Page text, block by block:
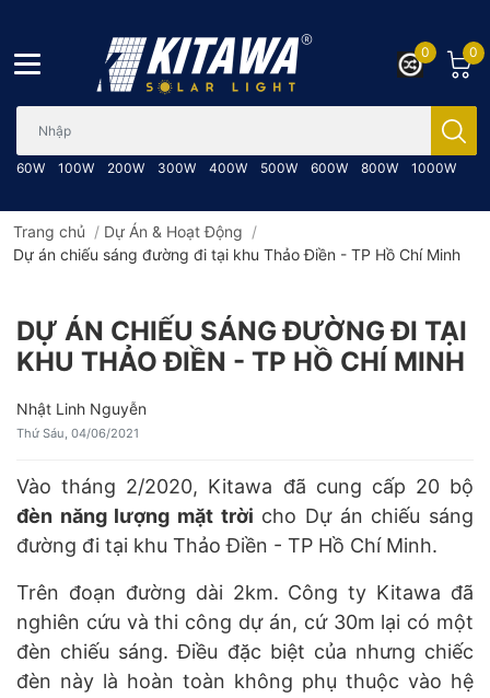
60W 100W 200W 300W 400W 500W 600W 800W 1000W
0
0
Trang chủ / Dự Án & Hoạt Động /
Dự án chiếu sáng đường đi tại khu Thảo Điền - TP Hồ Chí Minh
DỰ ÁN CHIẾU SÁNG ĐƯỜNG ĐI TẠI
KHU THẢO ĐIỀN - TP HỒ CHÍ MINH
Nhật Linh Nguyễn
Thứ Sáu, 04/06/2021
Vào tháng 2/2020, Kitawa đã cung cấp 20 bộ
đèn năng lượng mặt trời cho Dự án chiếu sáng
đường đi tại khu Thảo Điền - TP Hồ Chí Minh.
Trên đoạn đường dài 2km. Công ty Kitawa đã
nghiên cứu và thi công dự án, cứ 30m lại có một
đèn chiếu sáng. Điều đặc biệt của nhưng chiếc
đèn này là hoàn toàn không phụ thuộc vào hệ